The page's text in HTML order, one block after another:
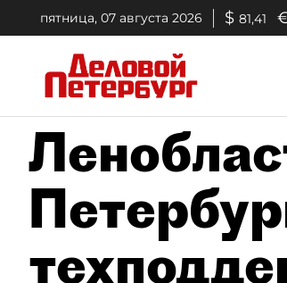
пятница, 07 августа 2026 $ 81,41